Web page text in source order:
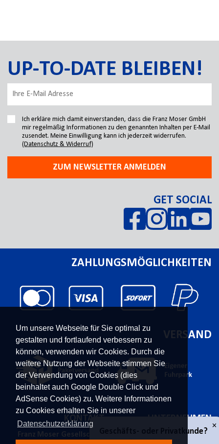
Um unsere Webseite für Sie optimal zu
gestalten und fortlaufend verbessern zu
können, verwenden wir Cookies. Durch die
weitere Nutzung der Webseite stimmen Sie
der Verwendung von Cookies (dies
beinhaltet auch Google Double Click und
AdSense Cookies) zu. Weitere Informationen
zu Cookies erhalten Sie in unserer
Datenschutzerklärung
UP-TO-DATE BLEIBEN!
Ich erkläre mich damit einverstanden, dass die Franz Moser GmbH
mir regelmäßig Informationen zu den genannten Inhalten per E-Mail
zusendet. Meine Einwilligung kann ich jederzeit widerrufen.
(Datenschutz & Widerruf)
ZUM NEWSLETTER ANMELDEN
GET SOCIAL
ZAHLUNGSMÖGLICHKEITEN
VERSAND
KONTAKT
Franz Moser Gesellschaft
UNTERNEHMEN
Kontakt